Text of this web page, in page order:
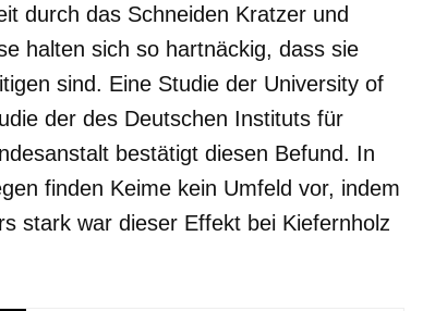
durch das Schneiden Kratzer und
halten sich so hartnäckig, dass sie
sind. Eine Studie der University of
der des Deutschen Instituts für
bestätigt diesen Befund. In
finden Keime kein Umfeld vor, indem
stark war dieser Effekt bei Kiefernholz